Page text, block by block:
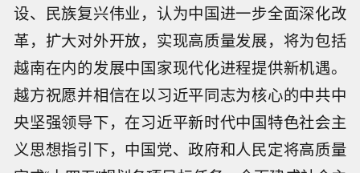
设、民族复兴伟业，认为中国进一步全面深化改
革，扩大对外开放，实现高质量发展，将为包括
越南在内的发展中国家现代化进程提供新机遇。
越方祝愿并相信在以习近平同志为核心的中共中
央坚强领导下，在习近平新时代中国特色社会主
义思想指引下，中国党、政府和人民定将高质量